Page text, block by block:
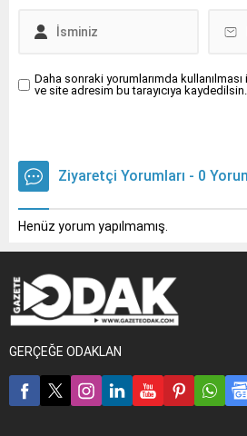
Daha sonraki yorumlarımda
ve site adresim bu tarayıcıya kaydedilsin.
Ziyaretçi Yorumları - 0
Henüz yorum yapılmamış.
GERÇEĞE ODAKLAN